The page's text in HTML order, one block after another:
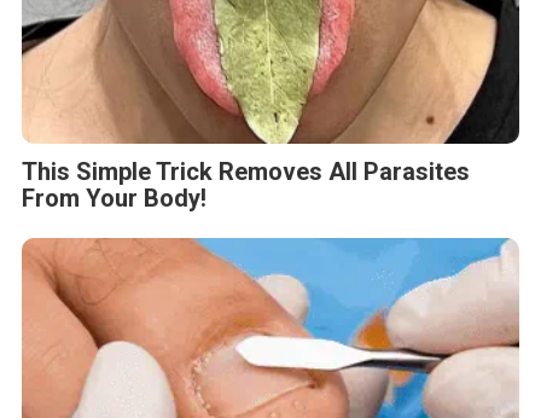
This Simple Trick Removes All Parasites
From Your Body!